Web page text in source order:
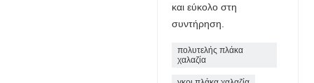
και εύκολο στη
συντήρηση.
πολυτελής πλάκα
χαλαζία